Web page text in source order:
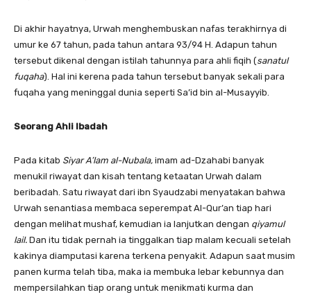
Di akhir hayatnya, Urwah menghembuskan nafas terakhirnya di
umur ke 67 tahun, pada tahun antara 93/94 H. Adapun tahun
tersebut dikenal dengan istilah tahunnya para ahli fiqih (sanatul
fuqaha). Hal ini kerena pada tahun tersebut banyak sekali para
fuqaha yang meninggal dunia seperti Sa’id bin al-Musayyib.
Seorang Ahli Ibadah
Pada kitab Siyar A’lam al-Nubala, imam ad-Dzahabi banyak
menukil riwayat dan kisah tentang ketaatan Urwah dalam
beribadah. Satu riwayat dari ibn Syaudzabi menyatakan bahwa
Urwah senantiasa membaca seperempat Al-Qur’an tiap hari
dengan melihat mushaf, kemudian ia lanjutkan dengan qiyamul
lail. Dan itu tidak pernah ia tinggalkan tiap malam kecuali setelah
kakinya diamputasi karena terkena penyakit. Adapun saat musim
panen kurma telah tiba, maka ia membuka lebar kebunnya dan
mempersilahkan tiap orang untuk menikmati kurma dan